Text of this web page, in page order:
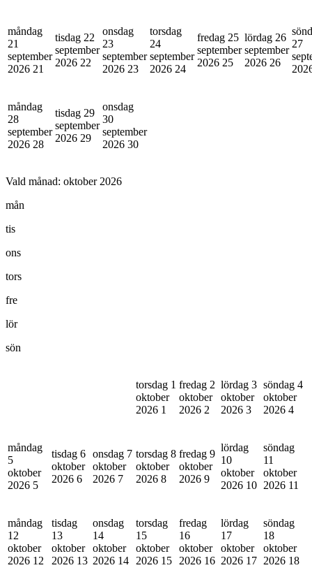
måndag
21
september
2026 21
tisdag 22
september
2026 22
onsdag
23
september
2026 23
torsdag
24
september
2026 24
fredag 25
september
2026 25
lördag 26
september
2026 26
27
måndag
28
september
2026 28
tisdag 29
september
2026 29
onsdag
30
september
2026 30
Vald månad: oktober 2026
mån
tis
ons
tors
fre
lör
sön
torsdag 1
oktober
2026 1
fredag 2
oktober
2026 2
lördag 3
oktober
2026 3
söndag 4
oktober
2026 4
måndag
5
oktober
2026 5
tisdag 6
oktober
2026 6
onsdag 7
oktober
2026 7
torsdag 8
oktober
2026 8
fredag 9
oktober
2026 9
lördag
10
oktober
2026 10
söndag
11
oktober
2026 11
måndag
12
oktober
2026 12
tisdag
13
oktober
2026 13
onsdag
14
oktober
2026 14
torsdag
15
oktober
2026 15
fredag
16
oktober
2026 16
lördag
17
oktober
2026 17
söndag
18
oktober
2026 18